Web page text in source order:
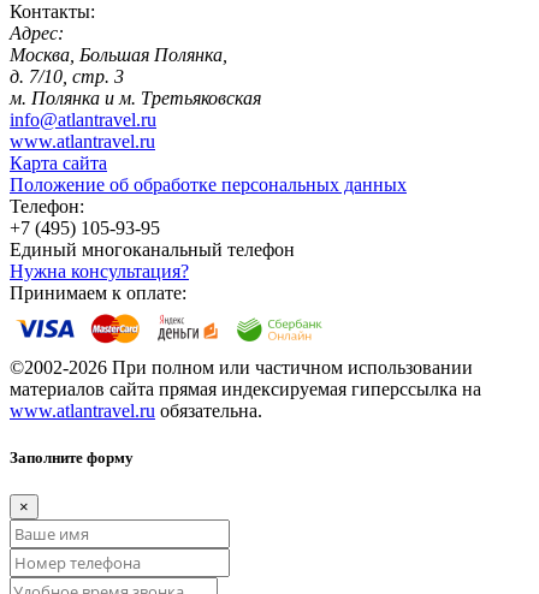
Контакты:
Адрес:
Москва, Большая Полянка,
д. 7/10, стр. 3
м. Полянка и м. Третьяковская
info@atlantravel.ru
www.atlantravel.ru
Карта сайта
Положение об обработке персональных данных
Телефон:
+7 (495) 105-93-95
Единый многоканальный телефон
Нужна консультация?
Принимаем к оплате:
©2002-2026 При полном или частичном использовании
материалов сайта прямая индексируемая гиперссылка на
www.atlantravel.ru обязательна.
Заполните форму
×